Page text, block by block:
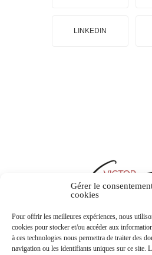
Gérer le
cookies
Pour offrir les meilleures expériences, nous
cookies pour stocker et/ou accéder aux
à ces technologies nous permettra de traiter des
navigation ou les identifiants uniques sur ce site.
LINKEDIN